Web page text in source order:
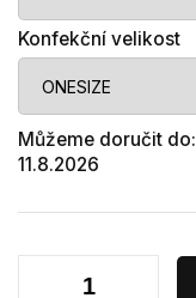
Konfekční velikost
Můžeme doručit do:
11.8.2026